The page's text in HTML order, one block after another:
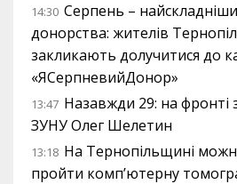
14:30 Серпень –
донорства: жителів
закликають долучитися до
«ЯСерпневийДонор»
13:47 Назавжди 29: на фронті
ЗУНУ Олег Шелетин
13:18 На Тернопільщині
пройти комп’ютерну